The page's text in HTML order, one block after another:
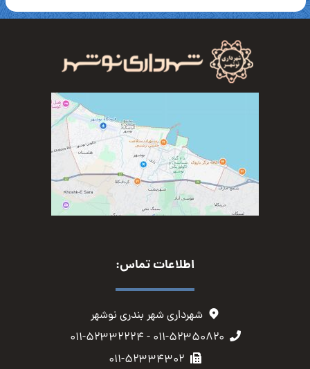
اطلاعات تماس:
شهرداری شهر بندری نوشهر
۰۱۱-۵۲۳۵۰۸۲۰ - ۰۱۱-۵۲۳۳۲۲۲۴
۰۱۱-۵۲۳۳۴۳۰۲